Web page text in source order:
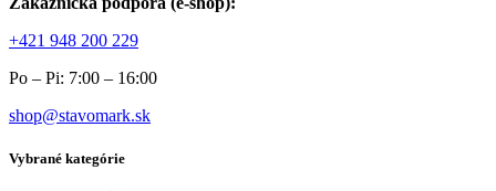
+421 948 200 229
Po – Pi: 7:00 – 16:00
shop@stavomark.sk
Vybrané kategórie